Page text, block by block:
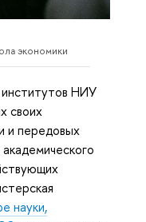
экономики
НИУ
своих
и передовых
науки,